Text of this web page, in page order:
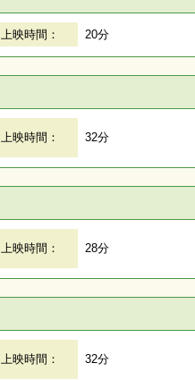
上映時間： 20分
上映時間： 32分
上映時間： 28分
上映時間： 32分